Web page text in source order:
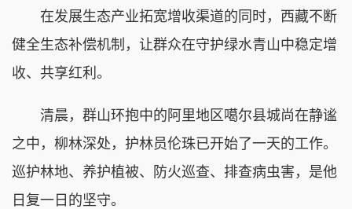
在发展生态产业拓宽增收渠道的同时，西藏不断
健全生态补偿机制，让群众在守护绿水青山中稳定增
收、共享红利。
清晨，群山环抱中的阿里地区噶尔县城尚在静谧
之中，柳林深处，护林员伦珠已开始了一天的工作。
巡护林地、养护植被、防火巡查、排查病虫害，是他
日复一日的坚守。